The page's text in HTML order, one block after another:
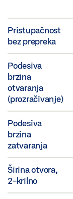
Pristupačnost
bez prepreka
Podesiva
brzina
otvaranja
(prozračivanje)
Podesiva
brzina
zatvaranja
Širina otvora,
2-krilno